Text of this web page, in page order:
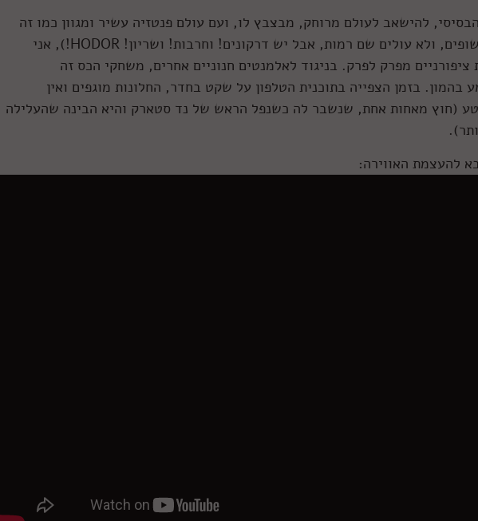
להישאב לעולם מרוחק, מבצבץ לו, ועם עולם פנטזיה עשיר ומגוון כמו זה
ולא עולים שם רמות, אבל יש דרקונים! וחרבות! ושריון!HODOR! ), אני
מפרק לפרק. בניגוד לאלמנטים חנוניים אחרים, משחקי הכס זה
בהמון. בזמן הצפייה בתוכנית הטלפון על שקט בחדר, החלונות מוגפים ואין
(חוץ מאחות אחת, שנשבר לה כשנפל הראש של נד סטארק והיא הבינה שהעלילה
להעצמת האווירה: